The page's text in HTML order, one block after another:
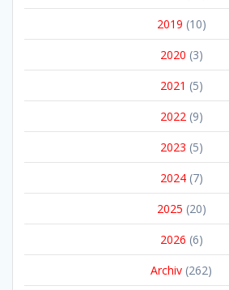
2019 (10)
2020 (3)
2021 (5)
2022(9)
2023 (5)
2024(7)
2025 (20)
2026 (6)
Archiv (262)